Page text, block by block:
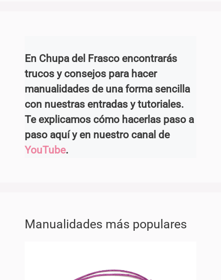
En Chupa del Frasco encontrarás
trucos y consejos para hacer
manualidades de una forma sencilla
con nuestras entradas y tutoriales.
Te explicamos cómo hacerlas paso a
paso aquí y en nuestro canal de
YouTube.
Manualidades más populares